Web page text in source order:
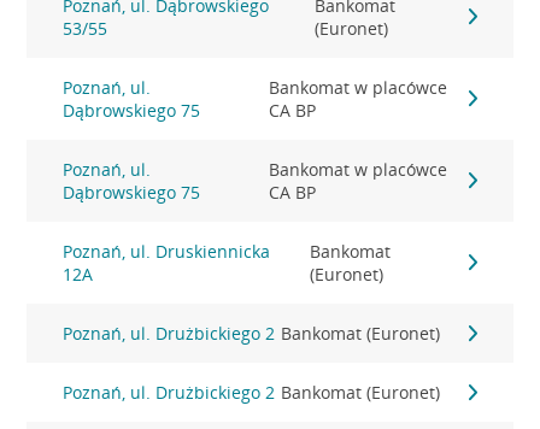
Poznań, ul. Dąbrowskiego
53/55
Bankomat
(Euronet)
Poznań, ul.
Dąbrowskiego 75
Bankomat w placówce
CA BP
Poznań, ul.
Dąbrowskiego 75
Bankomat w placówce
CA BP
Poznań, ul. Druskiennicka
12A
Bankomat
(Euronet)
Poznań, ul. Drużbickiego 2 Bankomat (Euronet)
Poznań, ul. Drużbickiego 2 Bankomat (Euronet)